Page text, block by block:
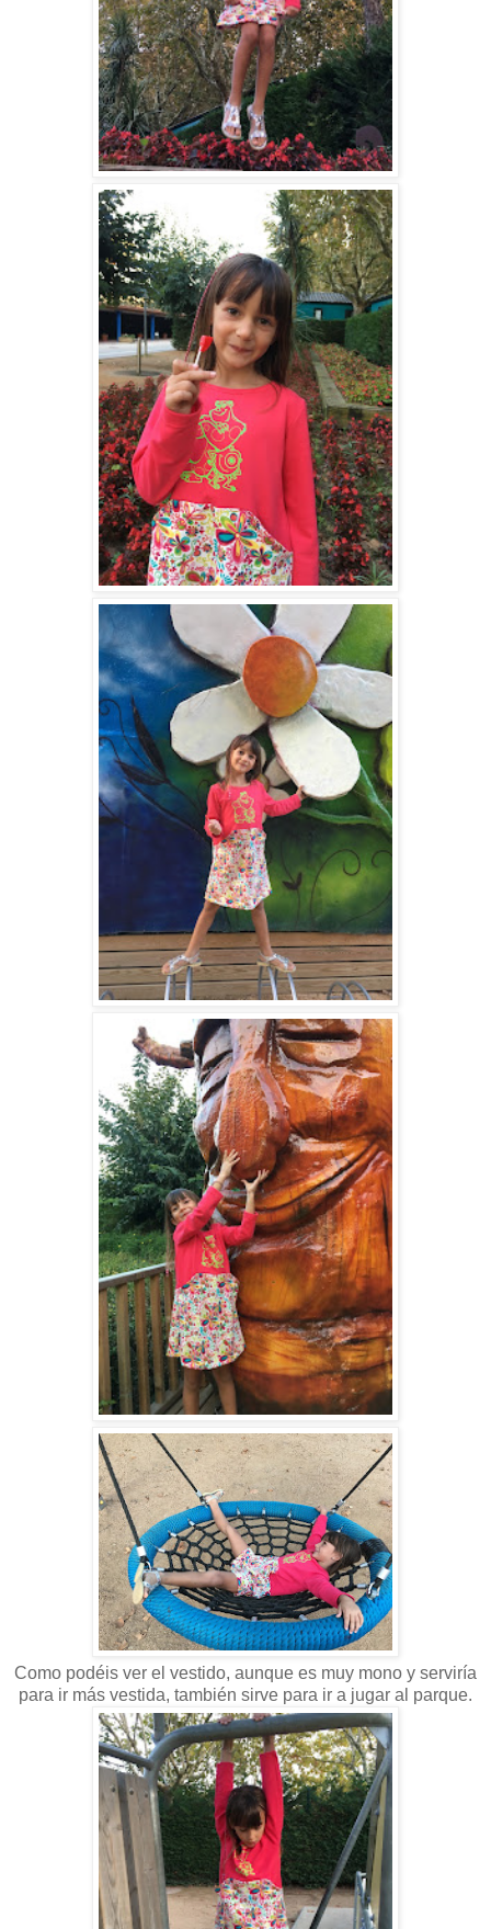
Como podéis ver el vestido, aunque es muy mono y serviría
para ir más vestida, también sirve para ir a jugar al parque.